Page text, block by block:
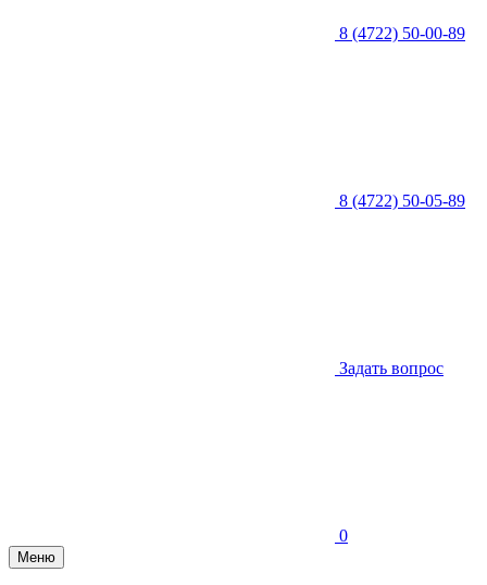
8 (4722) 50-00-89
8 (4722) 50-05-89
Задать вопрос
0
Меню